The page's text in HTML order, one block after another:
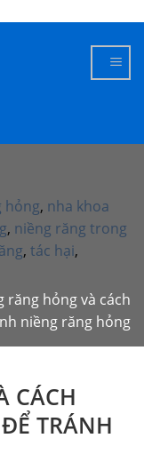
hỏng, nha khoa
, niềng răng trong
, tác hại,
răng hỏng và cách
niềng răng hỏng
CÁCH
TRÁNH